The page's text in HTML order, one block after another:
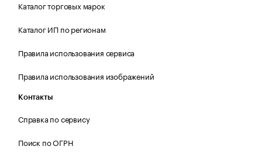
Каталог торговых марок
Каталог ИП по регионам
Правила использования сервиса
Правила использования изображений
Контакты
Справка по сервису
Поиск по ОГРН